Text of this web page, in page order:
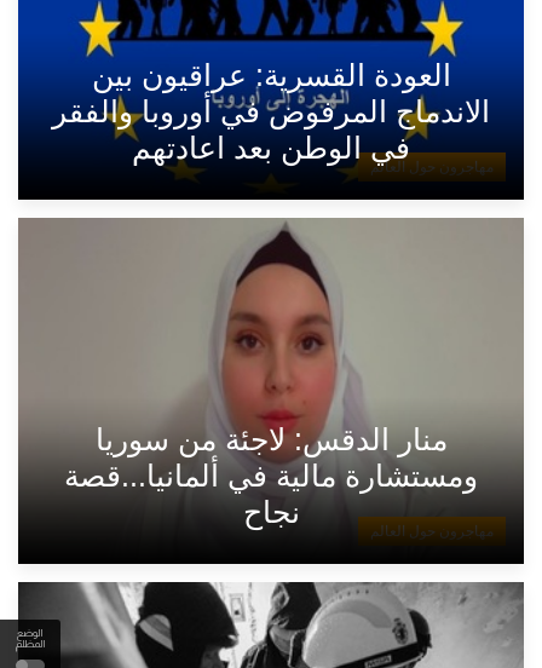
الوضع
المظلم
مهاجرون حول العالم
العودة القسرية: عراقيون بين
الاندماج المرفوض في أوروبا والفقر
في الوطن بعد اعادتهم
مهاجرون حول العالم
منار الدقس: لاجئة من سوريا
ومستشارة مالية في ألمانيا...قصة
نجاح